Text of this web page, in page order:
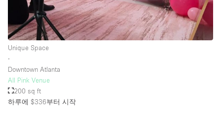
Unique Space
∙
Downtown Atlanta
All Pink Venue
200 sq ft
하루에 $336부터 시작